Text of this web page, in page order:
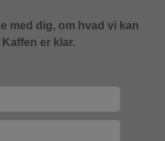
med dig, om hvad vi kan
er klar.